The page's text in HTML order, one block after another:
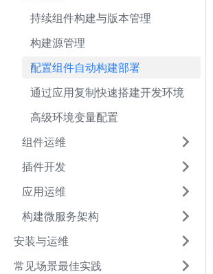
持续组件构建与版本管理
构建源管理
配置组件自动构建部署
通过应用复制快速搭建开发环境
高级环境变量配置
组件运维
插件开发
应用运维
构建微服务架构
安装与运维
常见场景最佳实践